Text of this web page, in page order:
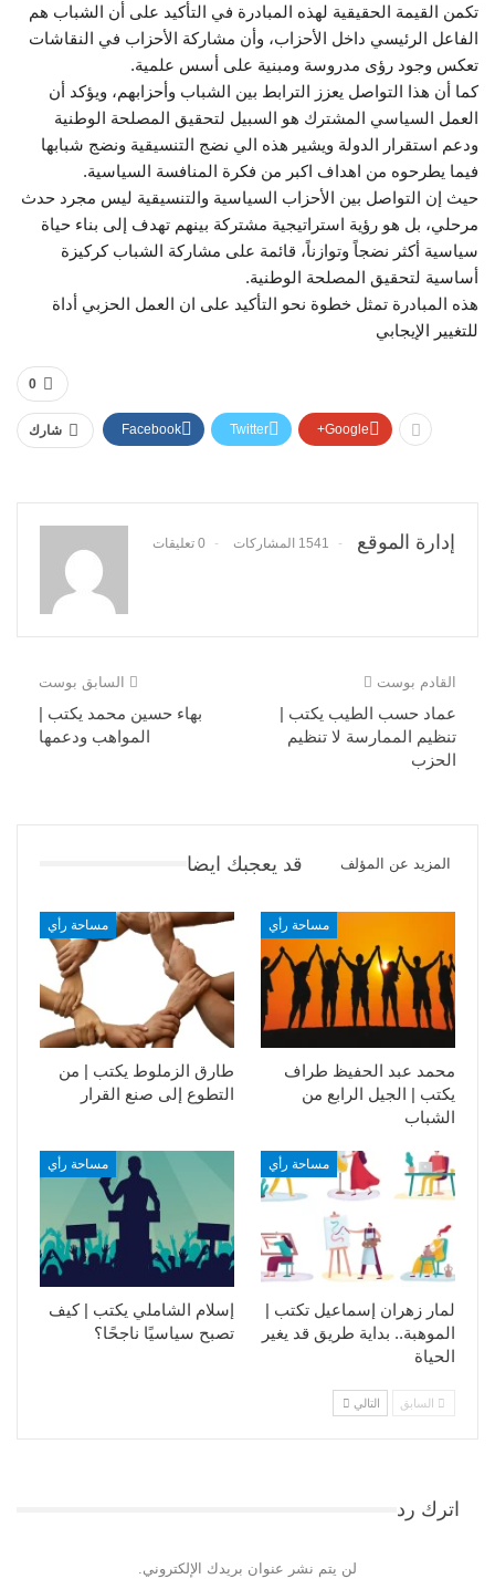
تكمن القيمة الحقيقية لهذه المبادرة في التأكيد على أن الشباب هم
الفاعل الرئيسي داخل الأحزاب، وأن مشاركة الأحزاب في النقاشات
تعكس وجود رؤى مدروسة ومبنية على أسس علمية.
كما أن هذا التواصل يعزز الترابط بين الشباب وأحزابهم، ويؤكد أن
العمل السياسي المشترك هو السبيل لتحقيق المصلحة الوطنية
ودعم استقرار الدولة ويشير هذه الي نضج التنسيقية ونضج شبابها
فيما يطرحوه من اهداف اكبر من فكرة المنافسة السياسية.
حيث إن التواصل بين الأحزاب السياسية والتنسيقية ليس مجرد حدث
مرحلي، بل هو رؤية استراتيجية مشتركة بينهم تهدف إلى بناء حياة
سياسية أكثر نضجاً وتوازناً، قائمة على مشاركة الشباب كركيزة
أساسية لتحقيق المصلحة الوطنية.
هذه المبادرة تمثل خطوة نحو التأكيد على ان العمل الحزبي أداة
للتغيير الإيجابي
0
شارك Facebook Twitter Google+
إدارة الموقع 1541 المشاركات 0 تعليقات
السابق بوست
بهاء حسين محمد يكتب |
المواهب ودعمها
القادم بوست
عماد حسب الطيب يكتب |
تنظيم الممارسة لا تنظيم
الحزب
قد يعجبك ايضا المزيد عن المؤلف
مساحة رأي
طارق الزملوط يكتب | من
التطوع إلى صنع القرار
مساحة رأي
محمد عبد الحفيظ طراف
يكتب | الجيل الرابع من
الشباب
مساحة رأي
إسلام الشاملي يكتب | كيف
تصبح سياسيًا ناجحًا؟
مساحة رأي
لمار زهران إسماعيل تكتب |
الموهبة.. بداية طريق قد يغير
الحياة
السابق التالي
اترك رد
لن يتم نشر عنوان بريدك الإلكتروني.